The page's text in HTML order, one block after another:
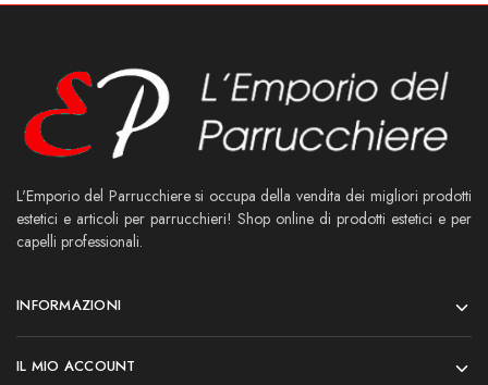
L'Emporio del Parrucchiere si occupa della vendita dei migliori prodotti
estetici e articoli per parrucchieri! Shop online di prodotti estetici e per
capelli professionali.
INFORMAZIONI
IL MIO ACCOUNT